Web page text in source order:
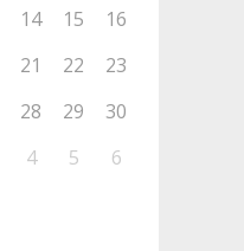
14 15
16
21 22
23
28 29
30
4 5 6